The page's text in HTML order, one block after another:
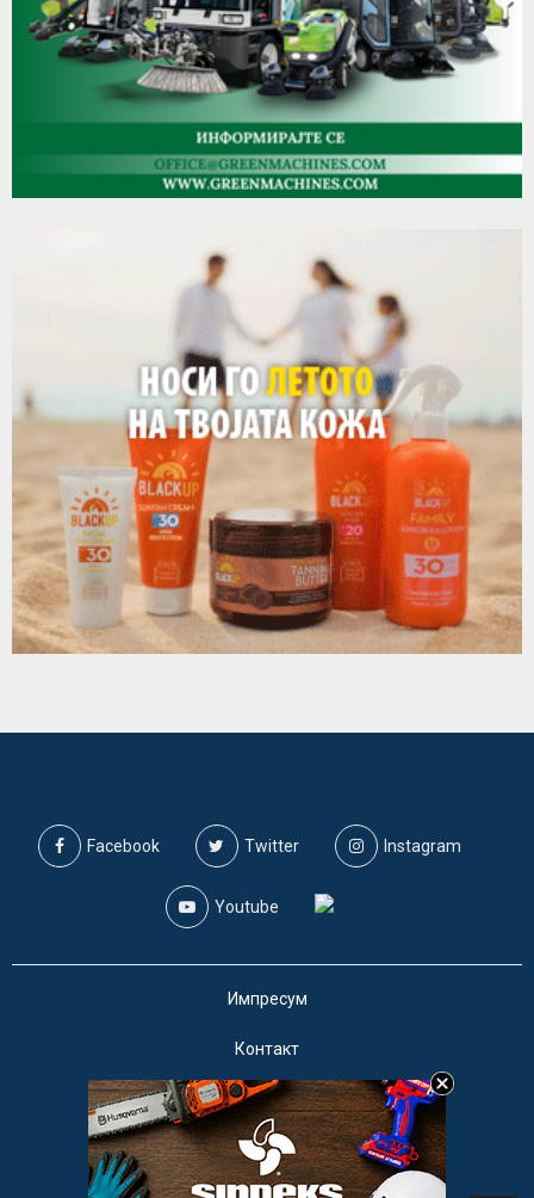
Facebook Twitter Instagram
Youtube
Импресум
Контакт
Маркетинг
Услови за користење
@2019 - A1on. Сите права задржани.